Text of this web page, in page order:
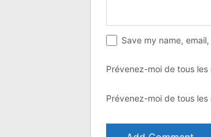
Save my name,
Prévenez-moi de tous
Prévenez-moi de tous